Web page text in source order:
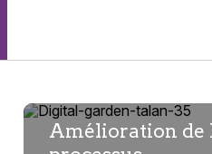
Toutes
Amélioration de